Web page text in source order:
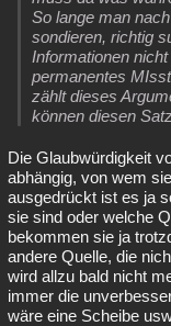
So lange man
sondieren, richtig
Informationen
permanentes
zählt dieses
können diesen
Die Glaubwürdigkeit
abhängig, von wem
ausgedrückt ist es ja
sie sind oder welche
bekommen sie ja
andere Quelle, die
wird allzu bald nicht
immer die
wäre eine Scheibe